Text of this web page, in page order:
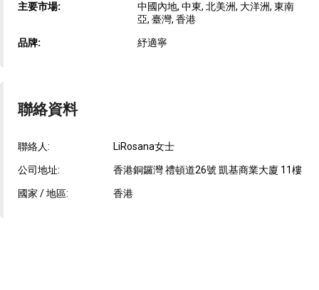
主要市場:
中國內地, 中東, 北美洲, 大洋洲, 東南
亞, 臺灣, 香港
品牌: 紓適寧
聯絡資料
聯絡人: LiRosana女士
公司地址: 香港銅鑼灣 禮頓道26號 凱基商業大廈 11樓
國家 / 地區: 香港